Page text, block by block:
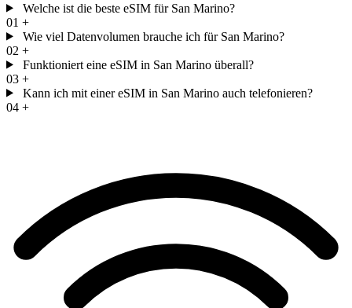
Welche ist die beste eSIM für San Marino?
01 +
Wie viel Datenvolumen brauche ich für San Marino?
02 +
Funktioniert eine eSIM in San Marino überall?
03 +
Kann ich mit einer eSIM in San Marino auch telefonieren?
04 +